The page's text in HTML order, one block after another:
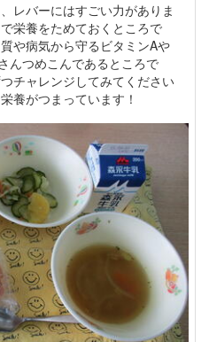
レバーにはすごい力がありま
栄養をためておくところで
や病気から守るビタミンAや
んつめこんであるところで
チャレンジしてみてください
養がつまっています！